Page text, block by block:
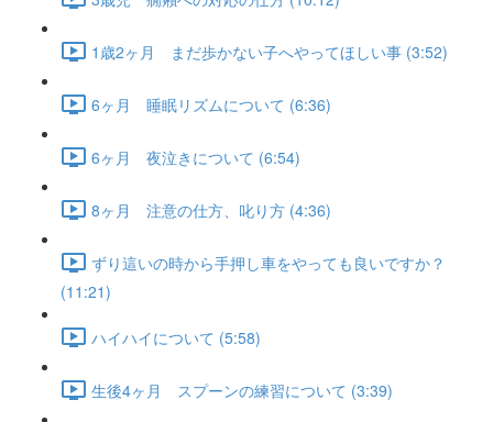
1歳2ヶ月 まだ歩かない子へやってほしい事 (3:52)
6ヶ月 睡眠リズムについて (6:36)
6ヶ月 夜泣きについて (6:54)
8ヶ月 注意の仕方、叱り方 (4:36)
ずり這いの時から手押し車をやっても良いですか？
(11:21)
ハイハイについて (5:58)
生後4ヶ月 スプーンの練習について (3:39)